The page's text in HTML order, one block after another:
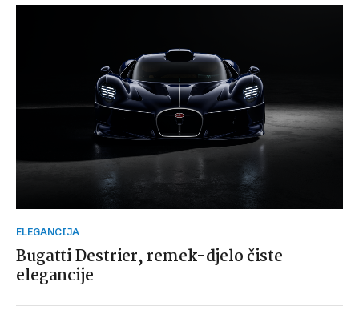
ELEGANCIJA
Bugatti Destrier, remek-djelo čiste
elegancije